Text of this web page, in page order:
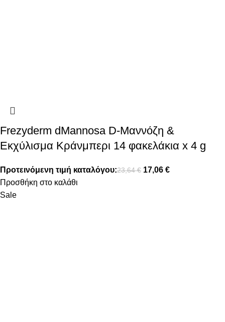
Frezyderm dMannosa D-Μαννόζη &
Εκχύλισμα Κράνμπερι 14 φακελάκια x 4 g
Προτεινόμενη τιμή καταλόγου:23,64€ 17,06 €
Προσθήκη στο καλάθι
Sale